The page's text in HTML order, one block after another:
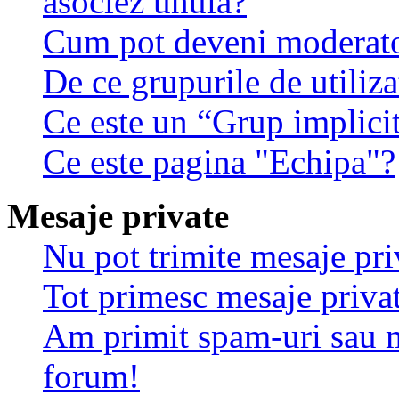
Cum pot deveni
De ce grupurile de
Ce este un “Grup
Ce este pagina "Echipa"?
Mesaje private
Nu pot trimite mesaje
Tot primesc mesaje
Am primit spam-uri sau
forum!